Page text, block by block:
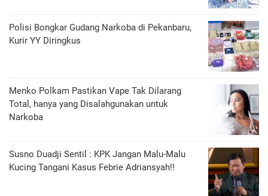
Polisi Bongkar Gudang Narkoba di Pekanbaru,
Kurir YY Diringkus
Menko Polkam Pastikan Vape Tak Dilarang
Total, hanya yang Disalahgunakan untuk
Narkoba
Susno Duadji Sentil : KPK Jangan Malu-Malu
Kucing Tangani Kasus Febrie Adriansyah!!